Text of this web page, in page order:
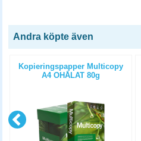
Andra köpte även
Kopieringspapper Multicopy
A4 OHÅLAT 80g